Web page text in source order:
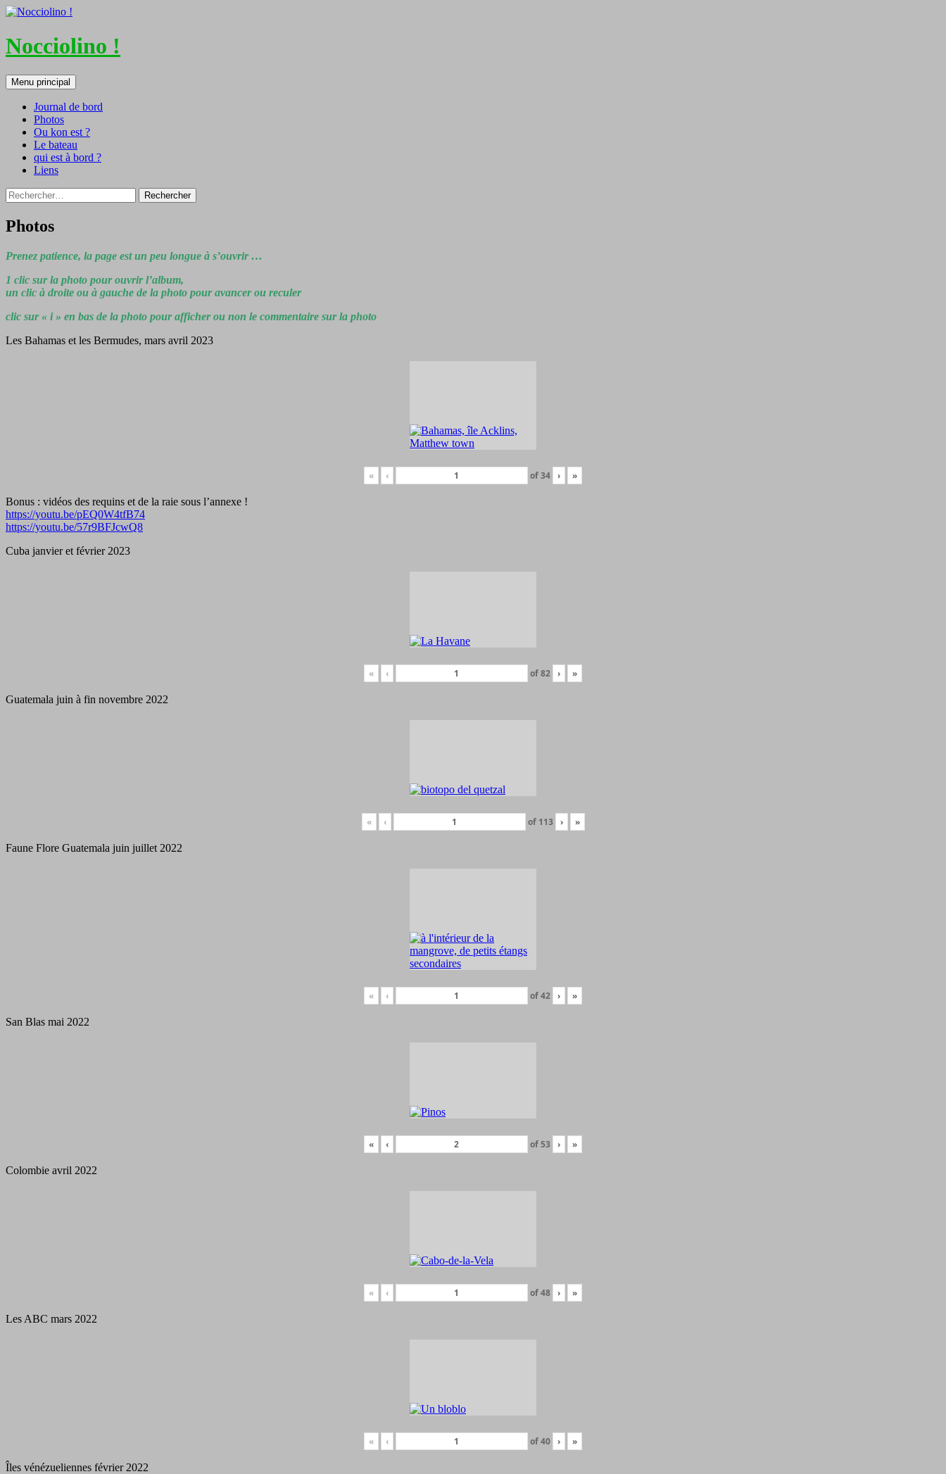
Nocciolino !
Recherche
Menu principal
Aller
au
contenu
Journal de bord
Photos
Ou kon est ?
Le bateau
qui est à bord ?
Liens
Rechercher :
Photos
Prenez patience, la page est un peu longue à s’ouvrir …
1 clic sur la photo pour ouvrir l’album,
un clic à droite ou à gauche de la photo pour avancer ou reculer
clic sur « i » en bas de la photo pour afficher ou non le commentaire sur la photo
Les Bahamas et les Bermudes, mars avril 2023
« ‹ of34 › »
Bonus : vidéos des requins et de la raie sous l’annexe !
https://youtu.be/pEQ0W4tfB74
https://youtu.be/57r9BFJcwQ8
Cuba janvier et février 2023
« ‹ of82 › »
Guatemala juin à fin novembre 2022
« ‹ of 113 › »
Faune Flore Guatemala juin juillet 2022
« ‹ of42 › »
San Blas mai 2022
« ‹ of53 › »
Colombie avril 2022
« ‹ of48 › »
Les ABC mars 2022
« ‹ of40 › »
Îles vénézueliennes février 2022